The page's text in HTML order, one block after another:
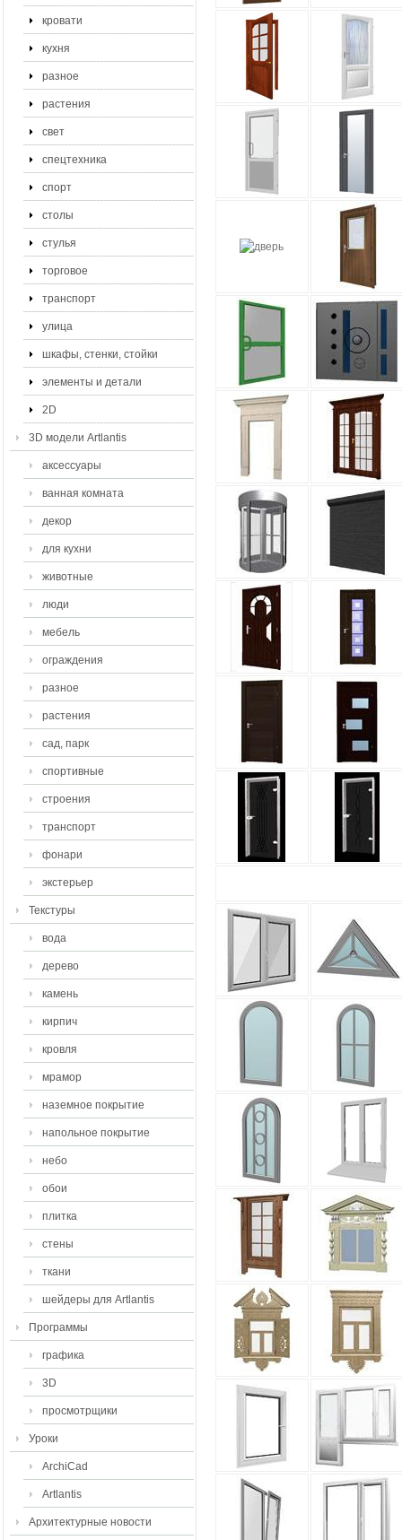
кровати
кухня
разное
растения
свет
спецтехника
спорт
столы
стулья
торговое
транспорт
улица
шкафы, стенки, стойки
элементы и детали
2D
3D модели Artlantis
аксессуары
ванная комната
декор
для кухни
животные
люди
мебель
ограждения
разное
растения
сад, парк
спортивные
строения
транспорт
фонари
экстерьер
Текстуры
вода
дерево
камень
кирпич
кровля
мрамор
наземное покрытие
напольное покрытие
небо
обои
плитка
стены
ткани
шейдеры для Artlantis
Программы
графика
3D
просмотрщики
Уроки
ArchiCad
Artlantis
Архитектурные новости